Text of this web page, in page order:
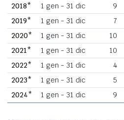
2018*
1 gen - 31 dic 9
2019*
1 gen - 31 dic 7
2020*
1 gen - 31 dic 10
2021*
1 gen - 31 dic 10
2022*
1 gen - 31 dic 4
2023*
1 gen - 31 dic 5
2024*
1 gen - 31 dic 9